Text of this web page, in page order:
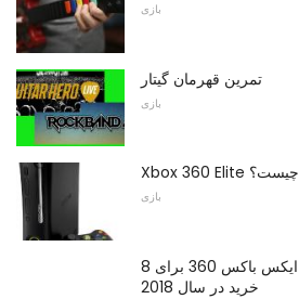
بازی
تمرین قهرمان گیتار
بازی
Xbox 360 Elite چیست؟
بازی
8 بهترین بازی مسابقات ایکس باکس 360 برای
خرید در سال 2018